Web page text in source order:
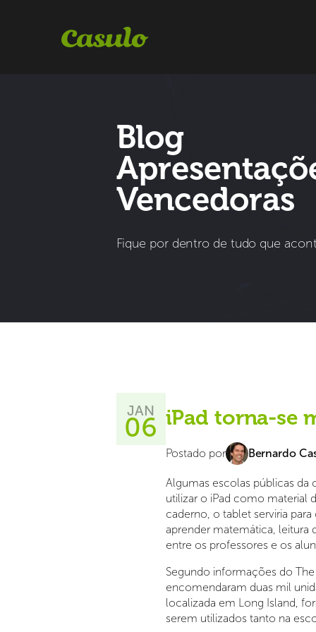
Blog
Vencedoras
Fique por dentro de tudo que
JAN
06 iPad torna-se
Postado por Bernardo
Algumas escolas públicas da
utilizar o iPad como material
caderno, o tablet serviria
aprender matemática, leitura
entre os professores e os
Segundo informações do
encomendaram duas mil
localizada em Long Island,
serem utilizados tanto na